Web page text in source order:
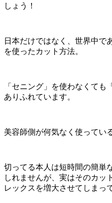
しょう！
日本だけではなく、世界中で
を使ったカット方法。
「セニング」を使わなくても
ありふれています。
美容師側が何気なく使ってい
切ってる本人は短時間の簡単
しれませんが、実はそのカッ
レックスを増大させてしまっ